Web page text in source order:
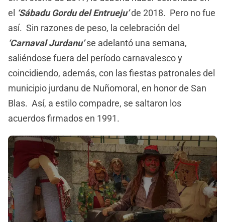
el ‘Sábadu Gordu del Entrueju’de 2018. Pero no fue
así. Sin razones de peso, la celebración del
‘Carnaval Jurdanu’se adelantó una semana,
saliéndose fuera del período carnavalesco y
coincidiendo, además, con las fiestas patronales del
municipio jurdanu de Nuñomoral, en honor de San
Blas. Así, a estilo compadre, se saltaron los
acuerdos firmados en 1991.